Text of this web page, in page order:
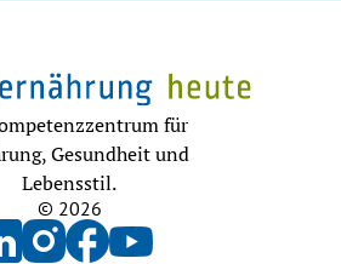
für
Gesundheit und
Lebensstil.
© 2026